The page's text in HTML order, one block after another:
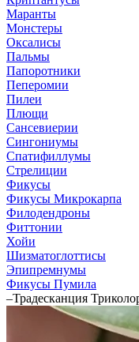
Маранты
Монстеры
Оксалисы
Пальмы
Папоротники
Пеперомии
Пилеи
Плющи
Сансевиерии
Сингониумы
Спатифиллумы
Стрелиции
Фикусы
Фикусы Микрокарпа
Филодендроны
Фиттонии
Хойи
Шизматоглоттисы
Эпипремнумы
Фикусы Пумила
–Традесканция